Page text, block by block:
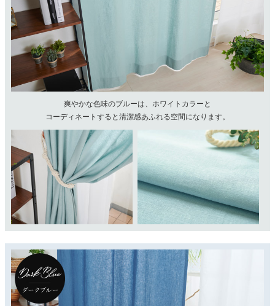
爽やかな色味のブルーは、ホワイトカラーと
コーディネートすると清潔感あふれる空間になります。